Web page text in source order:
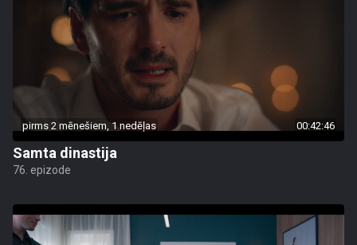
pirms 2 mēnešiem, 1 nedēļas 00:42:46
Samta dinastija
76. epizode